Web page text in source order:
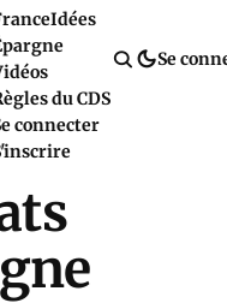
Idées
du CDS
connecter
Se